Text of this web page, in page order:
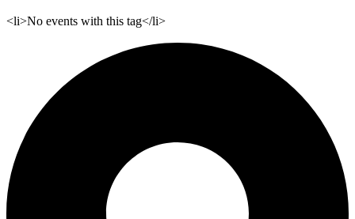
<li>No events with this tag</li>